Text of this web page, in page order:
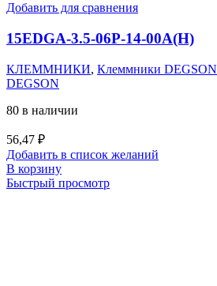
Добавить для сравнения
15EDGA-3.5-06P-14-00A(H)
КЛЕММНИКИ, Клеммники DEGSON
DEGSON
80 в наличии
56,47 ₽
Добавить в список желаний
В корзину
Быстрый просмотр